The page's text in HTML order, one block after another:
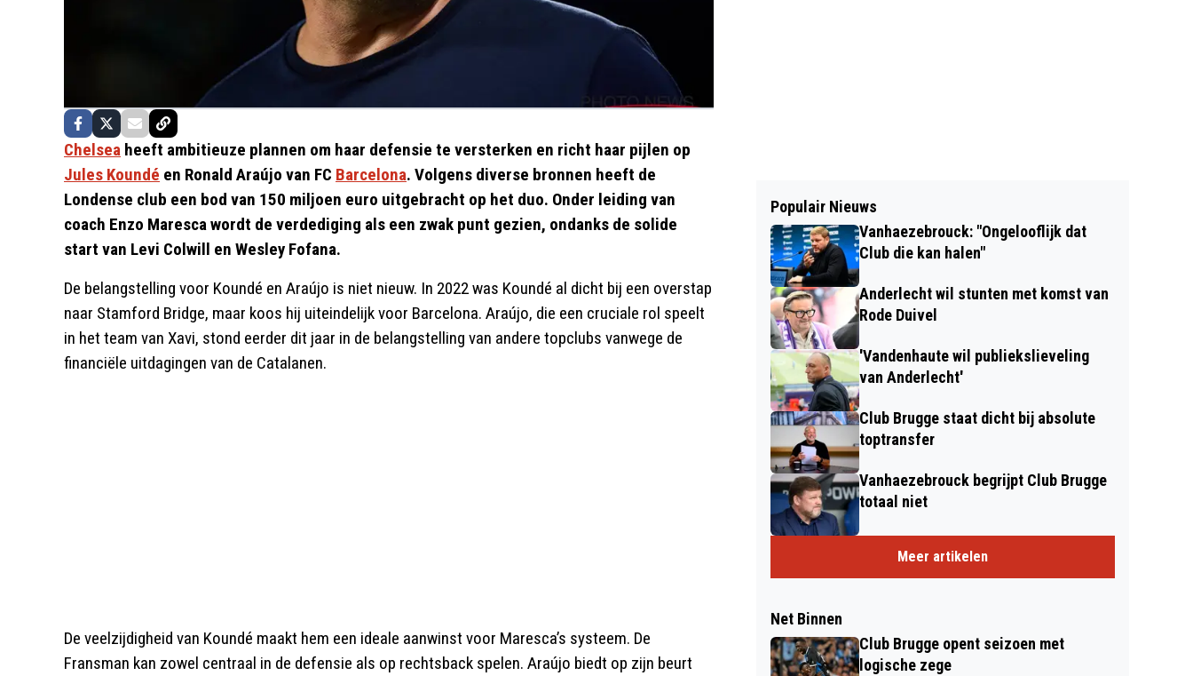
Chelsea heeft ambitieuze plannen om haar defensie te versterken en richt haar pijlen op
Jules Koundé en Ronald Araújo van FC Barcelona. Volgens diverse bronnen heeft de
Londense club een bod van 150 miljoen euro uitgebracht op het duo. Onder leiding van
coach Enzo Maresca wordt de verdediging als een zwak punt gezien, ondanks de solide
start van Levi Colwill en Wesley Fofana.
De belangstelling voor Koundé en Araújo is niet nieuw. In 2022 was Koundé al dicht bij een overstap
naar Stamford Bridge, maar koos hij uiteindelijk voor Barcelona. Araújo, die een cruciale rol speelt
in het team van Xavi, stond eerder dit jaar in de belangstelling van andere topclubs vanwege de
financiële uitdagingen van de Catalanen.
De veelzijdigheid van Koundé maakt hem een ideale aanwinst voor Maresca’s systeem. De
Fransman kan zowel centraal in de defensie als op rechtsback spelen. Araújo biedt op zijn beurt
Populair Nieuws
Vanhaezebrouck: "Ongelooflijk dat
Club die kan halen"
Anderlecht wil stunten met komst van
Rode Duivel
'Vandenhaute wil publiekslieveling
van Anderlecht'
Club Brugge staat dicht bij absolute
toptransfer
Vanhaezebrouck begrijpt Club Brugge
totaal niet
Meer artikelen
Net Binnen
Club Brugge opent seizoen met
logische zege